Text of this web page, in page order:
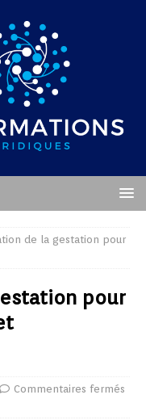
de la gestation pour
pour
Commentaires fermés